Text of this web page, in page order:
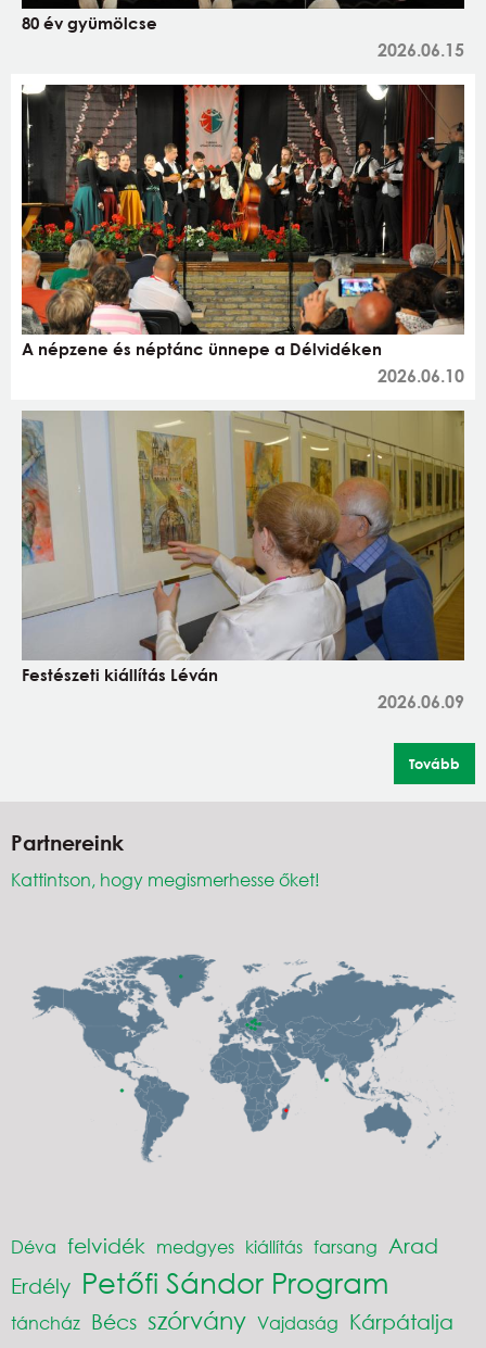
80 év gyümölcse
2026.06.15
A népzene és néptánc ünnepe a Délvidéken
2026.06.10
Festészeti kiállítás Léván
2026.06.09
Tovább
Partnereink
Kattintson, hogy megismerhesse őket!
Déva felvidék medgyes kiállítás farsang Arad
Erdély Petőfi Sándor Program
táncház Bécs szórvány Vajdaság Kárpátalja